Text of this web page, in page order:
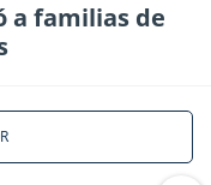
a familias de